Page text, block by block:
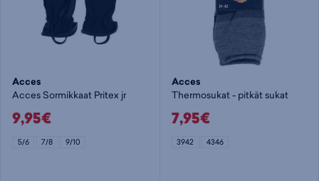
Acces
Acces Sormikkaat Pritex jr
9,95€
5/6 7/8 9/10
Acces
Thermosukat - pitkät sukat
7,95€
3942 4346